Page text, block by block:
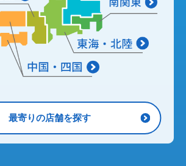
最寄りの店舗を探す